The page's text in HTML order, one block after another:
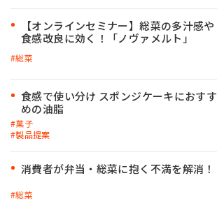
MIYOSHI MIRAI PLATFORM
ミヨシ油脂 コーポレートサイト
【オンラインセミナー】総菜の多汁感や
食感改良に効く！「ノヴァメルト」
総菜
食感で使い分け スポンジケーキにおすす
めの油脂
菓子
製品提案
消費者が弁当・総菜に抱く不満を解消！
総菜